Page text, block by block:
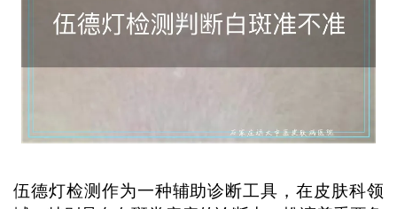
伍德灯检测作为一种辅助诊断工具，在皮肤科领